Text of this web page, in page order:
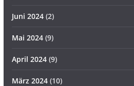
Juni 2024(2)
Mai 2024(9)
April 2024(9)
März 2024(10)